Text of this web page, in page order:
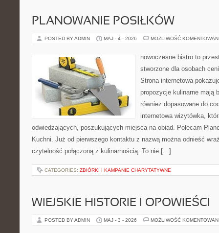
PLANOWANIE POSIŁKÓW
POSTED BY ADMIN MAJ - 4 - 2026 MOŻLIWOŚĆ
nowoczesne bistro to
stworzone dla osobach
Strona internetowa
propozycje kulinarne mają
również dopasowane do
internetowa wizytówka,
odwiedzających, poszukujących miejsca na obiad. Polecam
Kuchni. Już od pierwszego kontaktu z nazwą można odnieść
czytelność połączoną z kulinarnością. To nie […]
CATEGORIES: ZBIÓRKI I KAMPANIE CHARYTATYWNE
WIEJSKIE HISTORIE I OPOWIEŚCI
POSTED BY ADMIN MAJ - 3 - 2026 MOŻLIWOŚĆ